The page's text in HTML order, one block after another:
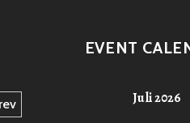
EVENT
Juli 2026